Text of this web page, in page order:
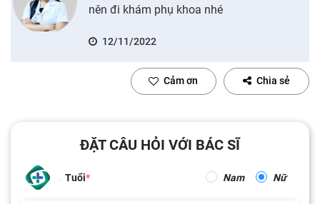
nên đi khám phụ khoa nhé
12/11/2022
Cảm ơn Chia sẻ
ĐẶT CÂU HỎI VỚI BÁC SĨ
Tuổi Nam Nữ